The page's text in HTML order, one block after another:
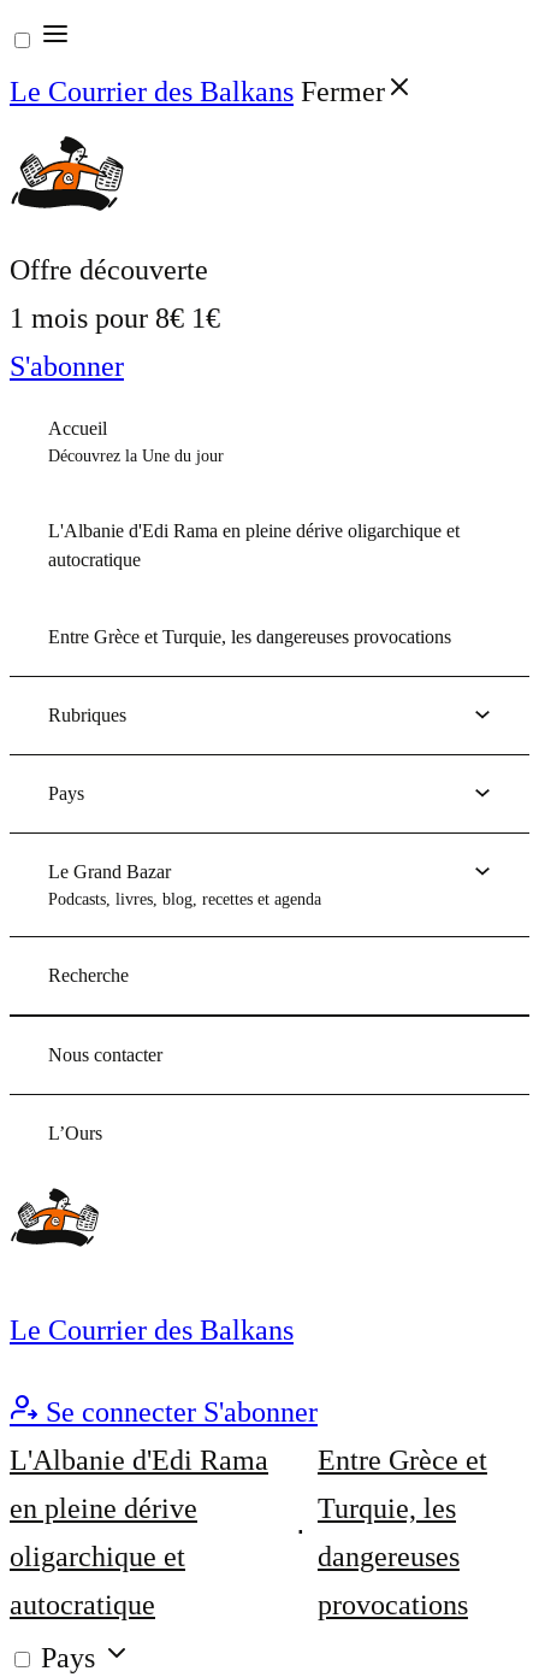
Aller
au
contenu
Le Courrier des Balkans Fermer
Offre découverte
1 mois pour 8€ 1€
S'abonner
Accueil
Découvrez la Une du jour
L'Albanie d'Edi Rama en pleine dérive oligarchique et
autocratique
Entre Grèce et Turquie, les dangereuses provocations
Rubriques
Pays
Le Grand Bazar
Podcasts, livres, blog, recettes et agenda
Recherche
Nous contacter
L’Ours
Le Courrier des Balkans
Se connecter S'abonner
L'Albanie d'Edi Rama
en pleine dérive
oligarchique et
autocratique
Entre Grèce et
Turquie, les
dangereuses
provocations
Pays